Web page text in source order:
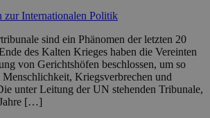
zur Internationalen Politik
sind ein Phänomen der letzten 20
des Kalten Krieges haben die Vereinten
von Gerichtshöfen beschlossen, um so
Menschlichkeit, Kriegsverbrechen und
unter Leitung der UN stehenden Tribunale,
[…]